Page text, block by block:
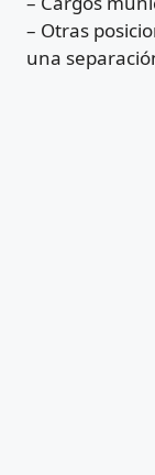
– Otras
una